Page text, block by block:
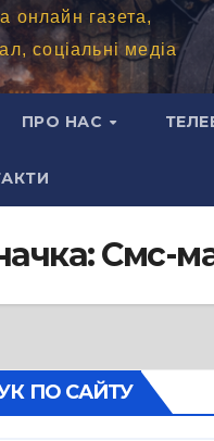
онлайн газета,
соціальні медіа
ПРО НАС
Смс-
ПО САЙТУ